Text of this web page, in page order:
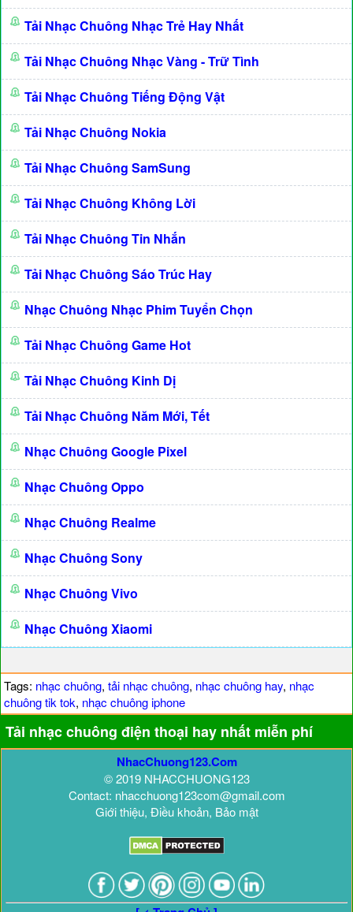
Tải Nhạc Chuông Nhạc Trẻ Hay Nhất
Tải Nhạc Chuông Nhạc Vàng - Trữ Tình
Tải Nhạc Chuông Tiếng Động Vật
Tải Nhạc Chuông Nokia
Tải Nhạc Chuông SamSung
Tải Nhạc Chuông Không Lời
Tải Nhạc Chuông Tin Nhắn
Tải Nhạc Chuông Sáo Trúc Hay
Nhạc Chuông Nhạc Phim Tuyển Chọn
Tải Nhạc Chuông Game Hot
Tải Nhạc Chuông Kinh Dị
Tải Nhạc Chuông Năm Mới, Tết
Nhạc Chuông Google Pixel
Nhạc Chuông Oppo
Nhạc Chuông Realme
Nhạc Chuông Sony
Nhạc Chuông Vivo
Nhạc Chuông Xiaomi
Tags: nhạc chuông, tải nhạc chuông, nhạc chuông hay, nhạc
chuông tik tok, nhạc chuông iphone
Tải nhạc chuông điện thoại hay nhất miễn phí
NhacChuong123.Com
© 2019 NHACCHUONG123
Contact: nhacchuong123com@gmail.com
Giới thiệu, Điều khoản, Bảo mật